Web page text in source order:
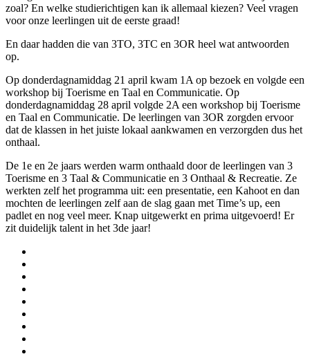
zoal? En welke studierichtigen kan ik allemaal kiezen? Veel vragen
voor onze leerlingen uit de eerste graad!
En daar hadden die van 3TO, 3TC en 3OR heel wat antwoorden
op.
Op donderdagnamiddag 21 april kwam 1A op bezoek en volgde een
workshop bij Toerisme en Taal en Communicatie. Op
donderdagnamiddag 28 april volgde 2A een workshop bij Toerisme
en Taal en Communicatie. De leerlingen van 3OR zorgden ervoor
dat de klassen in het juiste lokaal aankwamen en verzorgden dus het
onthaal.
De 1e en 2e jaars werden warm onthaald door de leerlingen van 3
Toerisme en 3 Taal & Communicatie en 3 Onthaal & Recreatie. Ze
werkten zelf het programma uit: een presentatie, een Kahoot en dan
mochten de leerlingen zelf aan de slag gaan met Time’s up, een
padlet en nog veel meer. Knap uitgewerkt en prima uitgevoerd! Er
zit duidelijk talent in het 3de jaar!